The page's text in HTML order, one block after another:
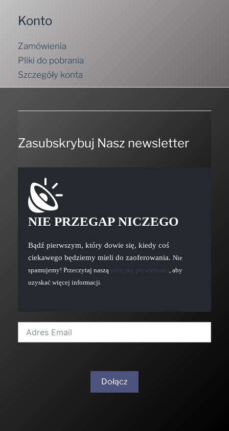
Konto
Zamówienia
Pliki do pobrania
Szczegóły konta
Zasubskrybuj Nasz newsletter
NIE PRZEGAP NICZEGO
Bądź pierwszym, który dowie się, kiedy coś
ciekawego będziemy mieli do zaoferowania. Nie
spamujemy! Przeczytaj naszą politykę prywatności , aby
uzyskać więcej informacji.
Dołącz